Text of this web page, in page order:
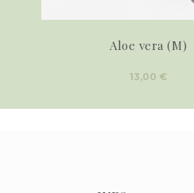
Aloe vera (M)
13,00 €